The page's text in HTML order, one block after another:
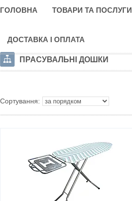
ГОЛОВНА ТОВАРИ ТА ПОСЛУГИ
ДОСТАВКА І ОПЛАТА
ПРАСУВАЛЬНІ ДОШКИ